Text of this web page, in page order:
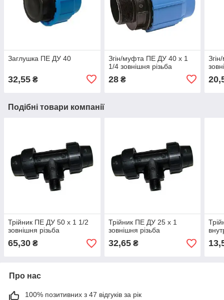
Заглушка ПЕ ДУ 40
32,55 ₴
Згін/муфта ПЕ ДУ 40 х 1
1/4 зовнішня різьба
28₴
Подібні товари компанії
Трійник ПЕ ДУ 50 х 1 1/2
зовнішня різьба
65,30 ₴
Трійник ПЕ ДУ 25 х 1
зовнішня різьба
32,65₴
Про нас
100% позитивних з 47 відгуків за рік